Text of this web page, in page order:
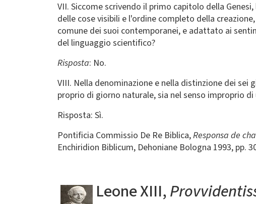
VII. Siccome scrivendo il primo capitolo della
delle cose visibili e l'ordine completo della
comune dei suoi contemporanei, e adattato ai
del linguaggio scientifico?
Risposta: No.
VIII. Nella denominazione e nella distinzione dei sei
proprio di giorno naturale, sia nel senso improprio
Risposta: Sì.
Pontificia Commissio De Re Biblica,Responsa de
Enchiridion Biblicum, Dehoniane Bologna 1993, pp.
Leone XIII,